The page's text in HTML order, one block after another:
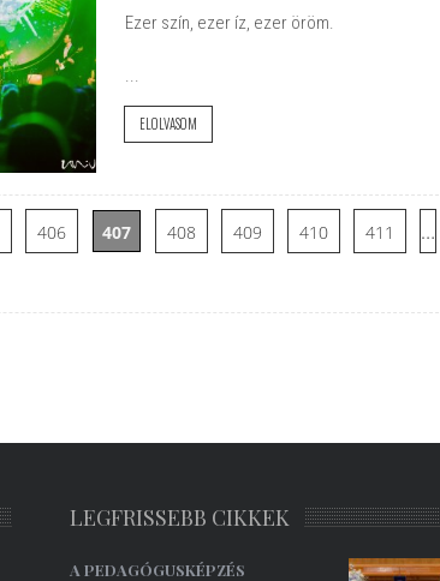
Ezer szín, ezer íz, ezer öröm.
...
ELOLVASOM
406 407 408 409 410 411 …
LEGFRISSEBB CIKKEK
A PEDAGÓGUSKÉPZÉS